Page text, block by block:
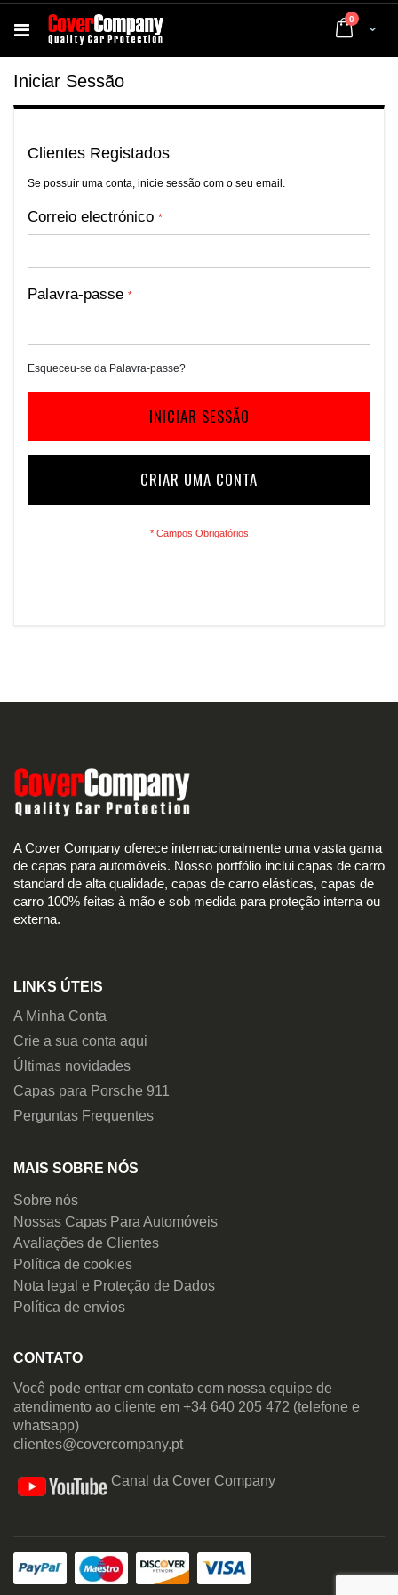
Cart
0 artigos
Iniciar Sessão
Clientes Registados
Se possuir uma conta, inicie sessão com o seu email.
Correio electrónico
Palavra-passe
Esqueceu-se da Palavra-passe?
INICIAR SESSÃO
CRIAR UMA CONTA
A Cover Company oferece internacionalmente uma vasta gama
de capas para automóveis. Nosso portfólio inclui capas de carro
standard de alta qualidade, capas de carro elásticas, capas de
carro 100% feitas à mão e sob medida para proteção interna ou
externa.
LINKS ÚTEIS
A Minha Conta
Crie a sua conta aqui
Últimas novidades
Capas para Porsche 911
Perguntas Frequentes
MAIS SOBRE NÓS
Sobre nós
Nossas Capas Para Automóveis
Avaliações de Clientes
Política de cookies
Nota legal e Proteção de Dados
Política de envios
CONTATO
Você pode entrar em contato com nossa equipe de
atendimento ao cliente em +34 640 205 472 (telefone e
whatsapp)
clientes@covercompany.pt
Canal da Cover Company